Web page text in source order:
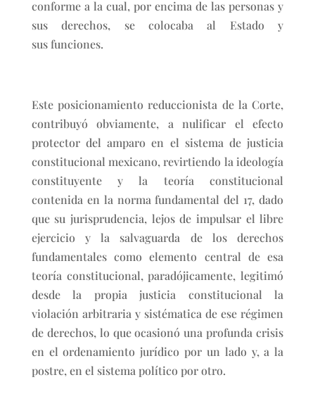
conforme a la cual, por encima de las personas y
sus derechos, se colocaba al Estado y
sus funciones.
Este posicionamiento reduccionista de la Corte,
contribuyó obviamente, a nulificar el efecto
protector del amparo en el sistema de justicia
constitucional mexicano, revirtiendo la ideología
constituyente y la teoría constitucional
contenida en la norma fundamental del 17, dado
que su jurisprudencia, lejos de impulsar el libre
ejercicio y la salvaguarda de los derechos
fundamentales como elemento central de esa
teoría constitucional, paradójicamente, legitimó
desde la propia justicia constitucional la
violación arbitraria y sistématica de ese régimen
de derechos, lo que ocasionó una profunda crisis
en el ordenamiento jurídico por un lado y, a la
postre, en el sistema político por otro.